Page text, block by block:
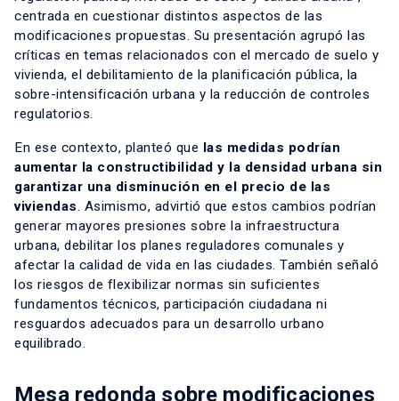
centrada en cuestionar distintos aspectos de las
modificaciones propuestas. Su presentación agrupó las
críticas en temas relacionados con el mercado de suelo y
vivienda, el debilitamiento de la planificación pública, la
sobre-intensificación urbana y la reducción de controles
regulatorios.
En ese contexto, planteó que las medidas podrían
aumentar la constructibilidad y la densidad urbana sin
garantizar una disminución en el precio de las
viviendas. Asimismo, advirtió que estos cambios podrían
generar mayores presiones sobre la infraestructura
urbana, debilitar los planes reguladores comunales y
afectar la calidad de vida en las ciudades. También señaló
los riesgos de flexibilizar normas sin suficientes
fundamentos técnicos, participación ciudadana ni
resguardos adecuados para un desarrollo urbano
equilibrado.
Mesa redonda sobre modificaciones